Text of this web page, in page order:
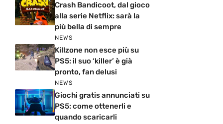
Crash Bandicoot, dal gioco
alla serie Netflix: sarà la
più bella di sempre
NEWS
Killzone non esce più su
PS5: il suo ‘killer’ è già
pronto, fan delusi
NEWS
Giochi gratis annunciati su
PS5: come ottenerli e
quando scaricarli